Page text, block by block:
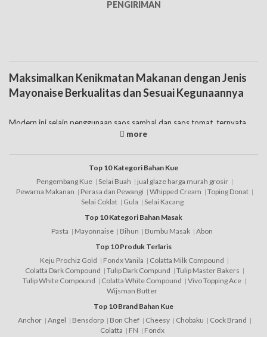
PENGIRIMAN
Maksimalkan Kenikmatan Makanan dengan Jenis
Mayonaise Berkualitas dan Sesuai Kegunaannya
Modern ini selain penggunaan saos sambal dan saos tomat, ternyata
saos mayonaise juga cukup banyak digunakan. Berbeda dengan saos
cukup beragama, apalagi melihat banyak kemasan yang ditawarkan.
berbeda. Mayonaise untuk saladbuahberbeda dengan jenis yang
digunakan untuk sosis dan lainnya. Banyak yang mengatakan
mayonaises untuk diet sangat efektif, apakah hal itu memang benar?
Bila Anda membutuhkan mayo dalam jumlah banyak, Anda bisa
mayonaises 1 kg langsung lebih murah dari pada harga mayonaise
pembelian kecil namun sering. Jenis mayonaise untuk burger berbeda
dengan yang digunakan untuk salad buah. Dimana mayo mempunyai
beberapa jenis bahkan rasanya juga berbeda, ada yang original, manis,
asin, sampai dengan yang pedas. Namun untuk kemasan yang dijual,
mulai dari kecil sampai dengan mayonaise botol dalam jumlah lebih
banyak.
Top 10 Kategori Bahan Kue
Pengembang Kue
Selai Buah
jual glaze harga murah grosir
Pewarna Makanan
Perasa dan Pewangi Whipped Cream
Toping Donat
Selai Coklat
Gula
Selai Kacang
Top 10 Kategori Bahan Masak
Pasta
Mayonnaise Bihun Bumbu Masak
Abon
Top 10 Produk Terlaris
Keju Prochiz Gold
Fondx Vanila
Colatta Milk Compound
Colatta Dark Compound
Tulip Dark Compund
Tulip Master Bakers
Tulip White Compound
Colatta White Compound
Vivo Topping Ace
Wijsman Butter
Top 10 Brand Bahan Kue
Anchor
Angel Bensdorp Bon Chef Cheesy Chobaku
Cock Brand
Colatta
FN Fondx